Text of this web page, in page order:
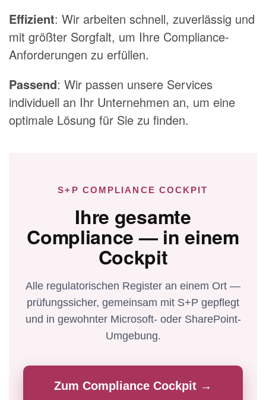
Effizient: Wir arbeiten schnell, zuverlässig und
mit größter Sorgfalt, um Ihre Compliance-
Anforderungen zu erfüllen.
Passend: Wir passen unsere Services
individuell an Ihr Unternehmen an, um eine
optimale Lösung für Sie zu finden.
S+P COMPLIANCE COCKPIT
Ihre gesamte
Compliance — in einem
Cockpit
Alle regulatorischen Register an einem Ort —
prüfungssicher, gemeinsam mit S+P gepflegt
und in gewohnter Microsoft- oder SharePoint-
Umgebung.
Zum Compliance Cockpit →